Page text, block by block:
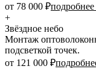
от 78 000 ₽
+
Звёздное небо
Монтаж
подсветкой точек.
от 121 000 ₽